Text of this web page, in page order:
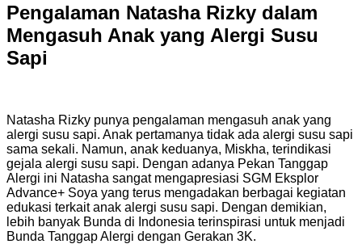
Pengalaman Natasha Rizky dalam
Mengasuh Anak yang Alergi Susu
Sapi
Natasha Rizky punya pengalaman mengasuh anak yang
alergi susu sapi. Anak pertamanya tidak ada alergi susu sapi
sama sekali. Namun, anak keduanya, Miskha, terindikasi
gejala alergi susu sapi. Dengan adanya Pekan Tanggap
Alergi ini Natasha sangat mengapresiasi SGM Eksplor
Advance+ Soya yang terus mengadakan berbagai kegiatan
edukasi terkait anak alergi susu sapi. Dengan demikian,
lebih banyak Bunda di Indonesia terinspirasi untuk menjadi
Bunda Tanggap Alergi dengan Gerakan 3K.